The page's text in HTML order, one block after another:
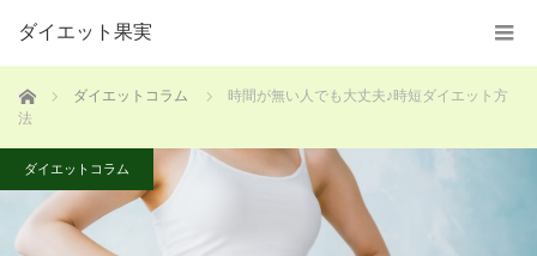
ダイエット果実
ホーム ダイエットコラム
時間が無い人でも大丈夫♪時短ダイエット方
法
ダイエットコラム